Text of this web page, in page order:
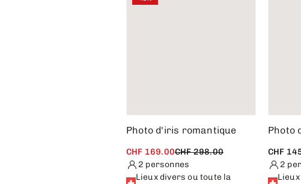
Photo d'iris romantique
CHF 169.00CHF 298.00
2 personnes
Lieux divers ou toute la
Photo
CHF
2